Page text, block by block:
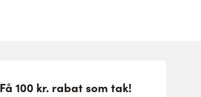
Få 100 kr. rabat som tak!